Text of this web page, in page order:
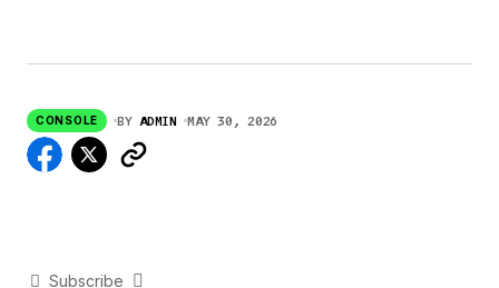
CONSOLE BY ADMIN MAY 30, 2026
Subscribe